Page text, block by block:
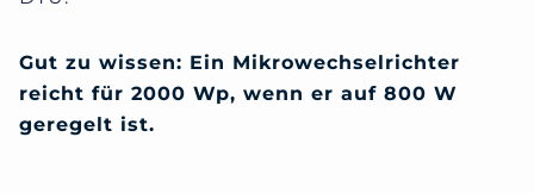
Gut zu wissen: Ein Mikrowechselrichter
reicht für 2000 Wp, wenn er auf 800 W
geregelt ist.